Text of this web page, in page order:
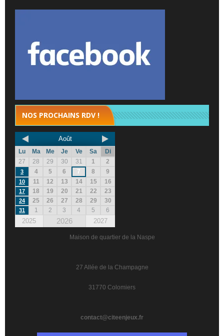
NOS PROCHAINS RDV !
Août
Lu Ma Me Je Ve Sa
Di
27
28 29 30 31 1 2
3 4 5 6 7 8 9
10 11 12 13 14 15 16
17 18 19 20 21 22 23
24 25 26 27 28 29 30
31 1 2 3 4 5 6
2025 2026 2027
Maison de quartier de la Naspe
27 Allée de la Champagne
31770 Colomiers
contact@citeenjeux.fr